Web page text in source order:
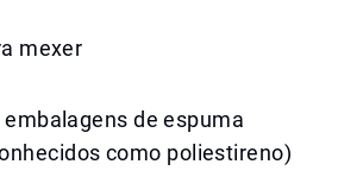
mexer
de espuma
como poliestireno)